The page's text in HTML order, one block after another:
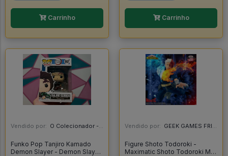
Carrinho Carrinho
Vendido por: O Colecionador - SP
Funko Pop Tanjiro Kamado
Demon Slayer - Demon Slayer
Vendido por: GEEK GAMES FRIEND - RJ
Figure Shoto Todoroki -
Maximatic Shoto Todoroki My